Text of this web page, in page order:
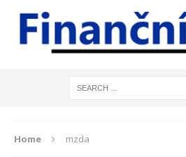
Home mzda